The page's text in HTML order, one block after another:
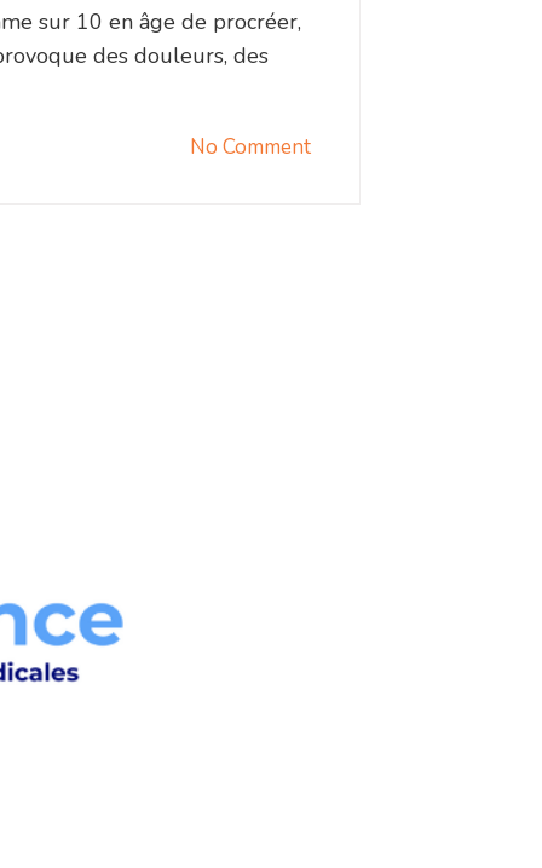
sur 10 en âge de procréer,
des douleurs, des
No Comment